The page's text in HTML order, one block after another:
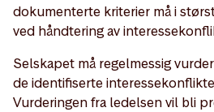
dokumenterte kriterier må i
ved håndtering av
Selskapet må regelmessig
de identifiserte
Vurderingen fra ledelsen vil bli